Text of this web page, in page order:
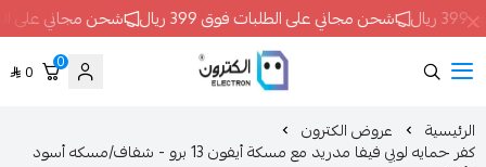
مجاني على الطلبات فوق 399 ريال شحن مجاني على الطلبات فوق 399 ريال
عروض الكترون
كفر حمايه لوبي فيفا مدريد مع مسكة أيفون 13 برو - شفاف/مسكه أسود